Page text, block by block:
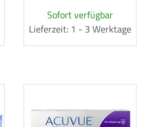
Sofort verfügbar
Lieferzeit: 1 - 3 Werktage